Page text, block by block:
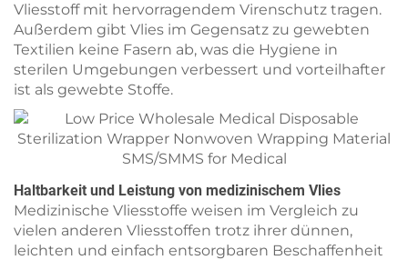
Vliesstoff mit hervorragendem Virenschutz tragen.
Außerdem gibt Vlies im Gegensatz zu gewebten
Textilien keine Fasern ab, was die Hygiene in
sterilen Umgebungen verbessert und vorteilhafter
ist als gewebte Stoffe.
Haltbarkeit und Leistung von medizinischem Vlies
Medizinische Vliesstoffe weisen im Vergleich zu
vielen anderen Vliesstoffen trotz ihrer dünnen,
leichten und einfach entsorgbaren Beschaffenheit